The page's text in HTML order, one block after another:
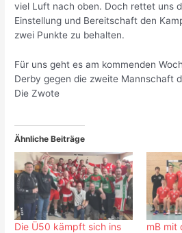
viel Luft nach oben. Doch rettet uns
Einstellung und Bereitschaft den
zwei Punkte zu behalten.
Für uns geht es am kommenden
Derby gegen die zweite Mannschaft
Die Zwote
Ähnliche Beiträge
Die Ü50 kämpft sich ins
mB mit